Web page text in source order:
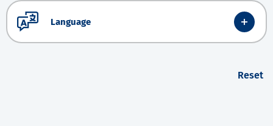
Language
Reset